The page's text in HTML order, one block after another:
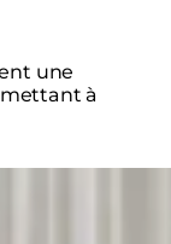
une
à